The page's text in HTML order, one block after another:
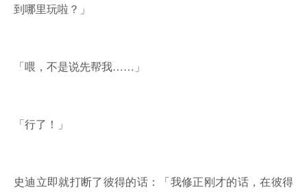
到哪里玩啦？」
「喂，不是说先帮我……」
「行了！」
史迪立即就打断了彼得的话：「我修正刚才的话，在彼得